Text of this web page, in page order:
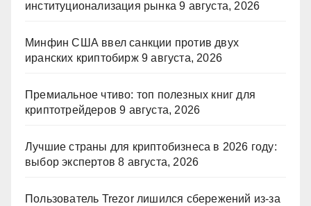
институционализация рынка 9 августа, 2026
Минфин США ввел санкции против двух
иранских криптобирж 9 августа, 2026
Премиальное чтиво: топ полезных книг для
криптотрейдеров 9 августа, 2026
Лучшие страны для криптобизнеса в 2026 году:
выбор экспертов 8 августа, 2026
Пользователь Trezor лишился сбережений из-за